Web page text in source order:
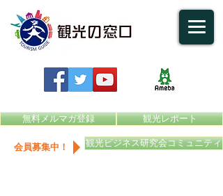
観光レポート
無料メルマガ登録
観光ビジネス研究会コミュニティ
会員募集中！